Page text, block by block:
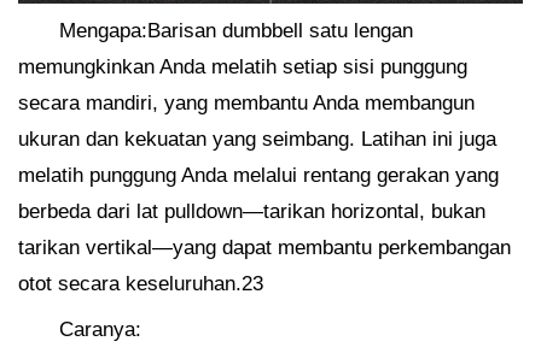
Mengapa:Barisan dumbbell satu lengan
memungkinkan Anda melatih setiap sisi punggung
secara mandiri, yang membantu Anda membangun
ukuran dan kekuatan yang seimbang. Latihan ini juga
melatih punggung Anda melalui rentang gerakan yang
berbeda dari lat pulldown—tarikan horizontal, bukan
tarikan vertikal—yang dapat membantu perkembangan
otot secara keseluruhan.23
Caranya: